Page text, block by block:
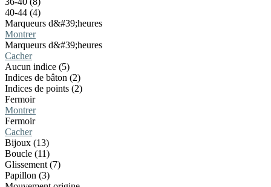
40-44 (4)
Marqueurs d&#39;heures
Montrer
Marqueurs d&#39;heures
Cacher
Aucun indice (5)
Indices de bâton (2)
Indices de points (2)
Fermoir
Montrer
Fermoir
Cacher
Bijoux (13)
Boucle (11)
Glissement (7)
Papillon (3)